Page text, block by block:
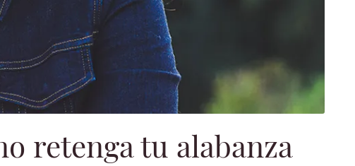
retenga tu alabanza